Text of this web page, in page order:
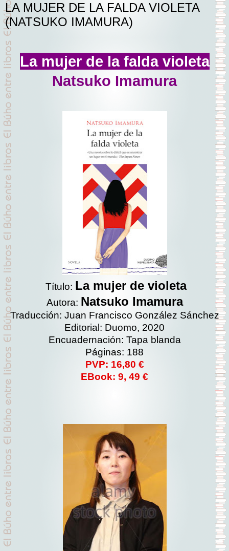
LA MUJER DE LA FALDA VIOLETA
(NATSUKO IMAMURA)
La mujer de la falda violeta
Natsuko Imamura
Título: La mujer de violeta
Autora: Natsuko Imamura
Traducción: Juan Francisco González Sánchez
Editorial: Duomo, 2020
Encuadernación: Tapa blanda
Páginas: 188
PVP: 16,80 €
EBook: 9, 49 €